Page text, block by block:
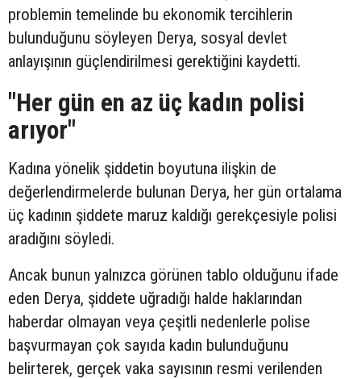
problemin temelinde bu ekonomik tercihlerin
bulunduğunu söyleyen Derya, sosyal devlet
anlayışının güçlendirilmesi gerektiğini kaydetti.
"Her gün en az üç kadın polisi
arıyor"
Kadına yönelik şiddetin boyutuna ilişkin de
değerlendirmelerde bulunan Derya, her gün ortalama
üç kadının şiddete maruz kaldığı gerekçesiyle polisi
aradığını söyledi.
Ancak bunun yalnızca görünen tablo olduğunu ifade
eden Derya, şiddete uğradığı halde haklarından
haberdar olmayan veya çeşitli nedenlerle polise
başvurmayan çok sayıda kadın bulunduğunu
belirterek, gerçek vaka sayısının resmi verilenden